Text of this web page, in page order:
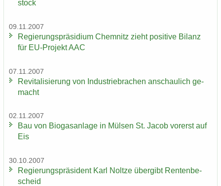
stock
09.11.2007
Re­gie­rungs­prä­si­di­um Chem­nitz zieht po­si­ti­ve Bi­lanz
für EU-​Projekt AAC
07.11.2007
Re­vi­ta­li­sie­rung von In­dus­trie­bra­chen an­schau­lich ge­
macht
02.11.2007
Bau von Bio­gas­an­la­ge in Mül­sen St. Jacob vor­erst auf
Eis
30.10.2007
Re­gie­rungs­prä­si­dent Karl Nolt­ze über­gibt Ren­ten­be­
scheid